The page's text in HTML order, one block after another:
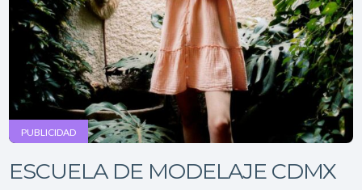
PUBLICIDAD
ESCUELA DE MODELAJE CDMX